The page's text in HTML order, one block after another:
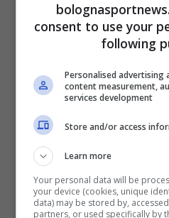
“Albiceleste”
colore biancazzurro
imminenti sono gli
qualificazioni mondiali.
Prima però c’è da
Europa League, un
consent to use your
following
Personalised advertising
content measurement,
services development
Store and/or access
Learn more
Your personal data will be
your device (cookies, unique
data) may be stored by,
partners, or used specifically by